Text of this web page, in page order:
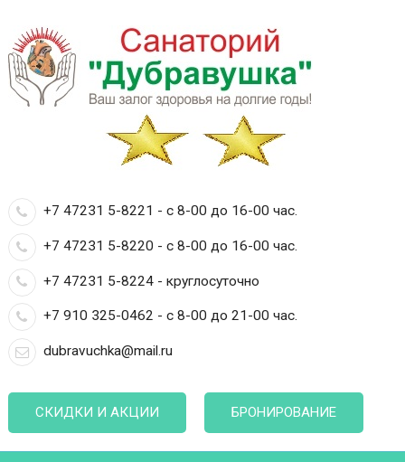
+7 47231 5-8221 - с 8-00 до 16-00 час.
+7 47231 5-8220 - с 8-00 до 16-00 час.
+7 47231 5-8224 - круглосуточно
+7 910 325-0462 - с 8-00 до 21-00 час.
dubravuchka@mail.ru
СКИДКИ И АКЦИИ БРОНИРОВАНИЕ